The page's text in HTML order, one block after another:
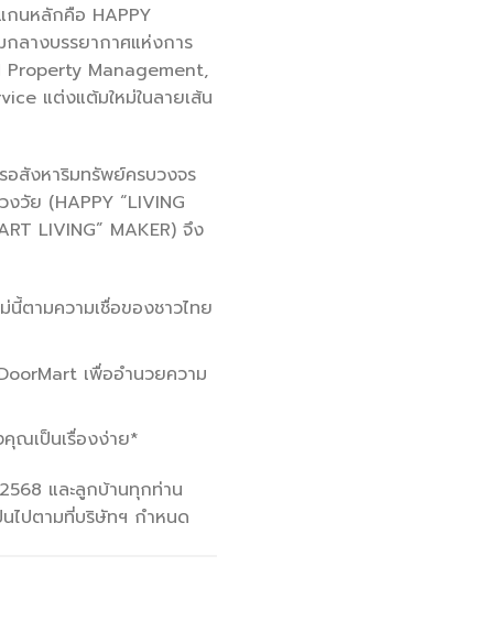
กนหลักคือ HAPPY
กลางบรรยากาศแห่งการ
Property Management,
แต่งแต้มใหม่ในลายเส้น
อสังหาริมทรัพย์ครบวงจร
วัย (HAPPY “LIVING
LIVING” MAKER) จึง
นี้ตามความเชื่อของชาวไทย
เพื่ออำนวยความ
ณเป็นเรื่องง่าย*
และลูกบ้านทุกท่าน
ไปตามที่บริษัทฯ กำหนด